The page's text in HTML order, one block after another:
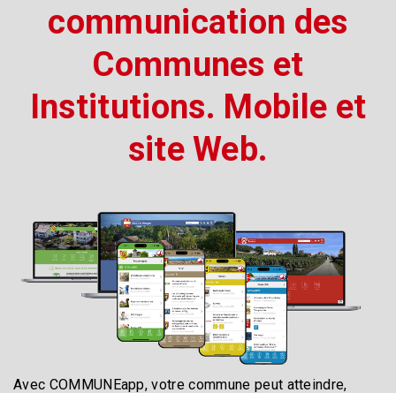
communication des
Communes et
Institutions. Mobile et
site Web.
Avec COMMUNEapp, votre commune peut atteindre,